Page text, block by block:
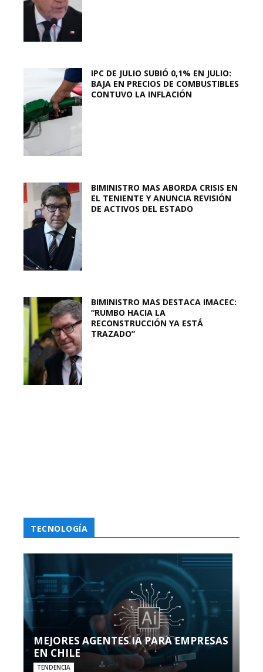
IPC DE JULIO SUBIÓ 0,1% EN JULIO:
BAJA EN PRECIOS DE COMBUSTIBLES
CONTUVO LA INFLACIÓN
BIMINISTRO MAS ABORDA CRISIS EN
EL TENIENTE Y ANUNCIA REVISIÓN
DE ACTIVOS DEL ESTADO
BIMINISTRO MAS DESTACA IMACEC:
“RUMBO HACIA LA
RECONSTRUCCIÓN YA ESTÁ
TRAZADO”
TECNOLOGÍA
MEJORES AGENTES IA PARA EMPRESAS
EN CHILE
TENDENCIA